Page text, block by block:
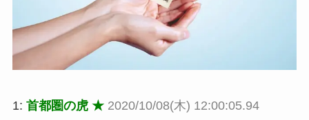
1: 首都圏の虎 ★ 2020/10/08(木) 12:00:05.94